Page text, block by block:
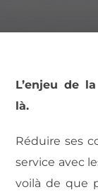
L’enjeu de
là.
Réduire ses
service avec
voilà de que